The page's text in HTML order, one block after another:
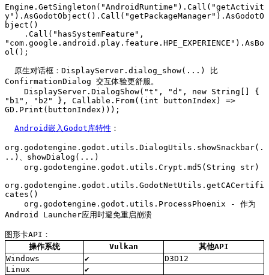
Engine.GetSingleton("AndroidRuntime").Call("getActivit
y").AsGodotObject().Call("getPackageManager").AsGodotO
bject()
"com.google.android.play.feature.HPE_EXPERIENCE").AsBo
ol();
ConfirmationDialog 交互体验更舒服。
"b1", "b2" }, Callable.From((int buttonIndex) =>
GD.Print(buttonIndex)));
Android嵌入Godot库特性 ：
org.godotengine.godot.utils.DialogUtils.showSnackbar(.
..)、showDialog(...)
org.godotengine.godot.utils.GodotNetUtils.getCACertifi
cates()
Android Launcher应用时避免重启崩溃
图形卡API：
操作系统
Vulkan
其他API
Windows
✔
D3D12
Linux
✔